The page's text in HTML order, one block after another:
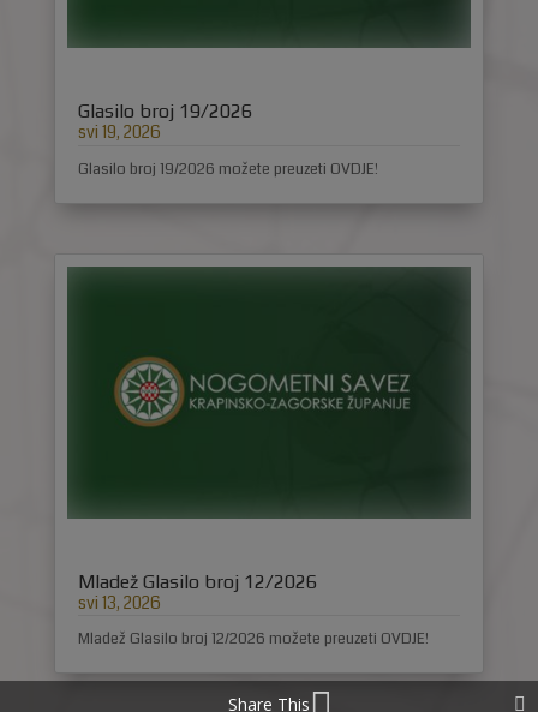
Glasilo broj 19/2026
svi 19, 2026
Glasilo broj 19/2026 možete preuzeti OVDJE!
Mladež Glasilo broj 12/2026
svi 13, 2026
Mladež Glasilo broj 12/2026 možete preuzeti OVDJE!
Share This